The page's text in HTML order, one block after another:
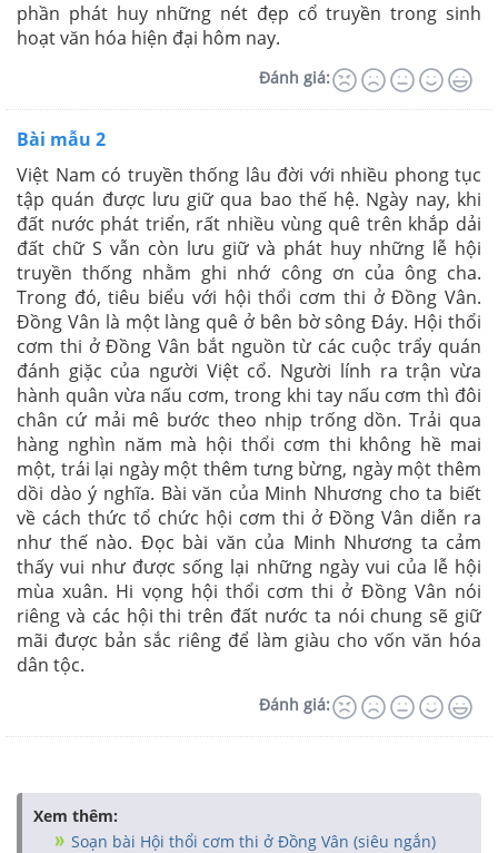
phần phát huy những nét đẹp cổ truyền trong sinh
hoạt văn hóa hiện đại hôm nay.
Đánh giá:
Bài mẫu 2
Việt Nam có truyền thống lâu đời với nhiều phong tục
tập quán được lưu giữ qua bao thế hệ. Ngày nay, khi
đất nước phát triển, rất nhiều vùng quê trên khắp dải
đất chữ S vẫn còn lưu giữ và phát huy những lễ hội
truyền thống nhằm ghi nhớ công ơn của ông cha.
Trong đó, tiêu biểu với hội thổi cơm thi ở Đồng Vân.
Đồng Vân là một làng quê ở bên bờ sông Đáy. Hội thổi
cơm thi ở Đồng Vân bắt nguồn từ các cuộc trẩy quán
đánh giặc của người Việt cổ. Người lính ra trận vừa
hành quân vừa nấu cơm, trong khi tay nấu cơm thì đôi
chân cứ mải mê bước theo nhịp trống dồn. Trải qua
hàng nghìn năm mà hội thổi cơm thi không hề mai
một, trái lại ngày một thêm tưng bừng, ngày một thêm
dồi dào ý nghĩa. Bài văn của Minh Nhương cho ta biết
về cách thức tổ chức hội cơm thi ở Đồng Vân diễn ra
như thế nào. Đọc bài văn của Minh Nhương ta cảm
thấy vui như được sống lại những ngày vui của lễ hội
mùa xuân. Hi vọng hội thổi cơm thi ở Đồng Vân nói
riêng và các hội thi trên đất nước ta nói chung sẽ giữ
mãi được bản sắc riêng để làm giàu cho vốn văn hóa
dân tộc.
Đánh giá:
Xem thêm:
Soạn bài Hội thổi cơm thi ở Đồng Vân (siêu ngắn)